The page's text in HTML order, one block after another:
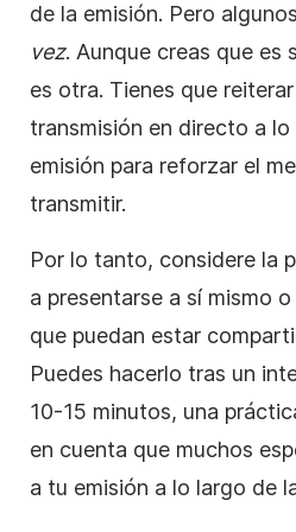
de la emisión. Pero
vez. Aunque creas que es
es otra. Tienes que
transmisión en directo a
emisión para reforzar el
transmitir.
Por lo tanto, considere la
a presentarse a sí mismo
que puedan estar
Puedes hacerlo tras un
10-15 minutos, una
en cuenta que muchos
a tu emisión a lo largo de